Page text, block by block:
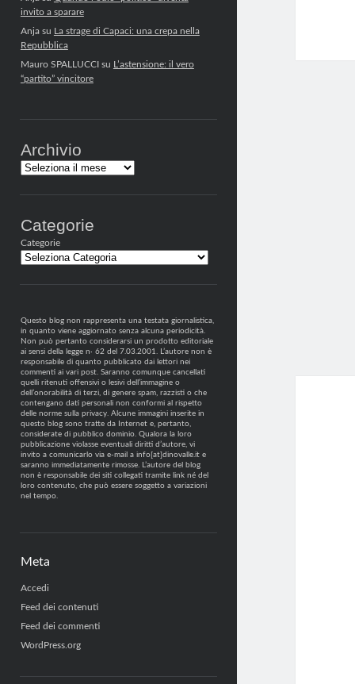
invito a sparare
Anjasu La strage di Capaci: una crepa nella
Repubblica
Mauro SPALLUCCIsu L’astensione: il vero
“partito” vincitore
Archivio
Archivi
Categorie
Categorie
Questo blog non rappresenta una testata giornalistica,
in quanto viene aggiornato senza alcuna periodicità.
Non può pertanto considerarsi un prodotto editoriale
ai sensi della legge n· 62 del 7.03.2001. L’autore non è
responsabile di quanto pubblicato dai lettori nei
commenti ai vari post. Saranno comunque cancellati
quelli ritenuti offensivi o lesivi dell’immagine o
dell’onorabilità di terzi, di genere spam, razzisti o che
contengano dati personali non conformi al rispetto
delle norme sulla privacy. Alcune immagini inserite in
questo blog sono tratte da Internet e, pertanto,
considerate di pubblico dominio. Qualora la loro
pubblicazione violasse eventuali diritti d’autore, vi
invito a comunicarlo via e-mail a info[at]dinovalle.it e
saranno immediatamente rimosse. L’autore del blog
non è responsabile dei siti collegati tramite link né del
loro contenuto, che può essere soggetto a variazioni
nel tempo.
Meta
Accedi
Feed dei contenuti
Feed dei commenti
WordPress.org